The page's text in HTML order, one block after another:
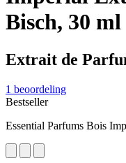
Bisch, 30 ml
Extrait de
1 beoordeling
Bestseller
Essential Parfums Bois